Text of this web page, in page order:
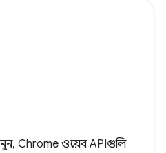
Chrome ওয়েব APIগুলি